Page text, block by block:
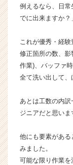
例えるなら、日常
でに出来ますか？
これが優秀・経験
修正箇所の数、
作業)、バッファ
全て洗い出して、
あとは工数の内
ジニアだと思いま
他にも要素があ
みました。
可能な限り作業